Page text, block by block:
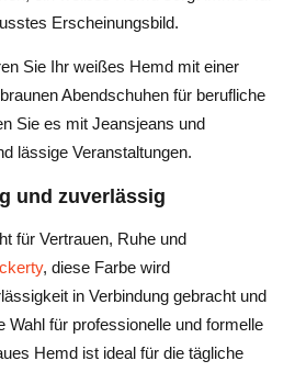
Erscheinungsbild.
Sie Ihr weißes Hemd mit einer
Abendschuhen für berufliche
Sie es mit Jeansjeans und
lässige Veranstaltungen.
und zuverlässig
für Vertrauen, Ruhe und
, diese Farbe wird
in Verbindung gebracht und
Wahl für professionelle und formelle
Hemd ist ideal für die tägliche